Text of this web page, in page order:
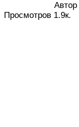
Автор
Просмотров 1.9к.